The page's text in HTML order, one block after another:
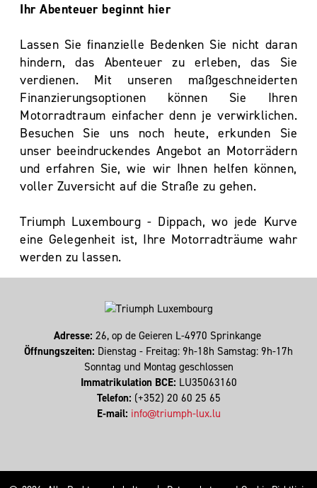
Ihr Abenteuer beginnt hier
Lassen Sie finanzielle Bedenken Sie nicht daran
hindern, das Abenteuer zu erleben, das Sie
verdienen. Mit unseren maßgeschneiderten
Finanzierungsoptionen können Sie Ihren
Motorradtraum einfacher denn je verwirklichen.
Besuchen Sie uns noch heute, erkunden Sie
unser beeindruckendes Angebot an Motorrädern
und erfahren Sie, wie wir Ihnen helfen können,
voller Zuversicht auf die Straße zu gehen.
Triumph Luxembourg - Dippach, wo jede Kurve
eine Gelegenheit ist, Ihre Motorradträume wahr
werden zu lassen.
Adresse: 26, op de Geieren L-4970 Sprinkange
Öffnungszeiten: Dienstag - Freitag: 9h-18h Samstag: 9h-17h
Sonntag und Montag geschlossen
Immatrikulation BCE: LU35063160
Telefon: (+352) 20 60 25 65
E-mail: info@triumph-lux.lu